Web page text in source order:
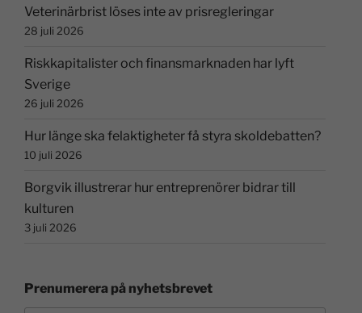
Veterinärbrist löses inte av prisregleringar
28 juli 2026
Riskkapitalister och finansmarknaden har lyft
Sverige
26 juli 2026
Hur länge ska felaktigheter få styra skoldebatten?
10 juli 2026
Borgvik illustrerar hur entreprenörer bidrar till
kulturen
3 juli 2026
Prenumerera på nyhetsbrevet